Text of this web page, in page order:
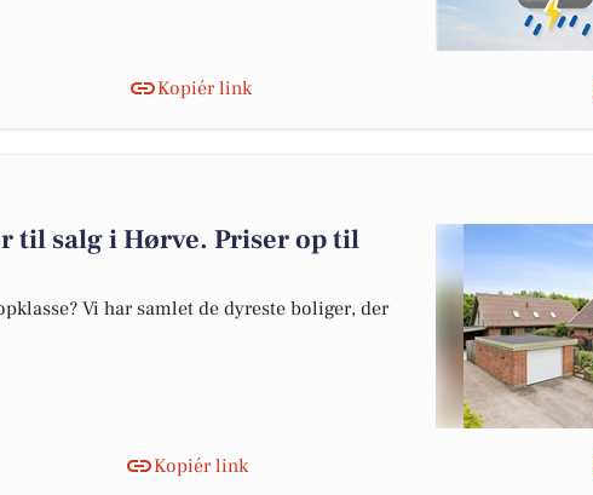
Kopiér link
til salg i Hørve. Priser op til
Vi har samlet de dyreste boliger, der
Kopiér link